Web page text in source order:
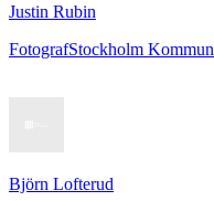
Justin Rubin
FotografStockholm Kommun
Björn Lofterud